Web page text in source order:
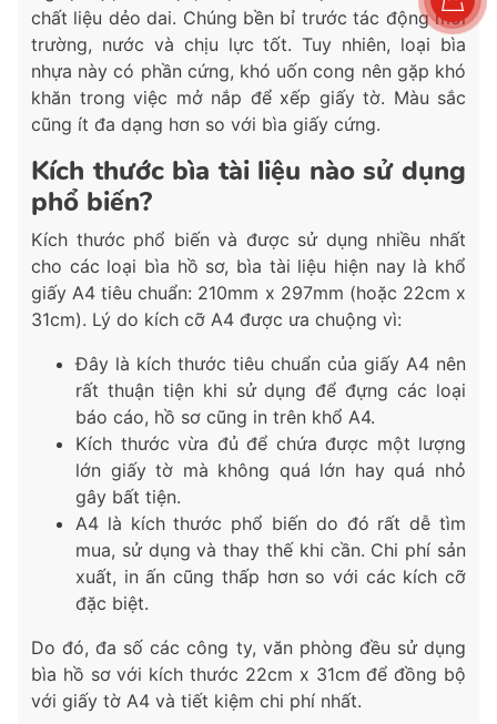
chất liệu dẻo dai. Chúng bền bỉ trước tác động môi
trường, nước và chịu lực tốt. Tuy nhiên, loại bìa
nhựa này có phần cứng, khó uốn cong nên gặp khó
khăn trong việc mở nắp để xếp giấy tờ. Màu sắc
cũng ít đa dạng hơn so với bìa giấy cứng.
Kích thước bìa tài liệu nào sử dụng
phổ biến?
Kích thước phổ biến và được sử dụng nhiều nhất
cho các loại bìa hồ sơ, bìa tài liệu hiện nay là khổ
giấy A4 tiêu chuẩn: 210mm x 297mm (hoặc 22cm x
31cm). Lý do kích cỡ A4 được ưa chuộng vì:
Đây là kích thước tiêu chuẩn của giấy A4 nên
rất thuận tiện khi sử dụng để đựng các loại
báo cáo, hồ sơ cũng in trên khổ A4.
Kích thước vừa đủ để chứa được một lượng
lớn giấy tờ mà không quá lớn hay quá nhỏ
gây bất tiện.
A4 là kích thước phổ biến do đó rất dễ tìm
mua, sử dụng và thay thế khi cần. Chi phí sản
xuất, in ấn cũng thấp hơn so với các kích cỡ
đặc biệt.
Do đó, đa số các công ty, văn phòng đều sử dụng
bìa hồ sơ với kích thước 22cm x 31cm để đồng bộ
với giấy tờ A4 và tiết kiệm chi phí nhất.